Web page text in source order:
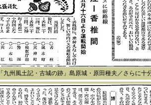
「九州風土記・古城の跡」島原城・原田種夫／さらに